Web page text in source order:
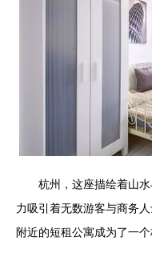
杭州，这座描绘着山
力吸引着无数游客与商务
附近的短租公寓成为了一